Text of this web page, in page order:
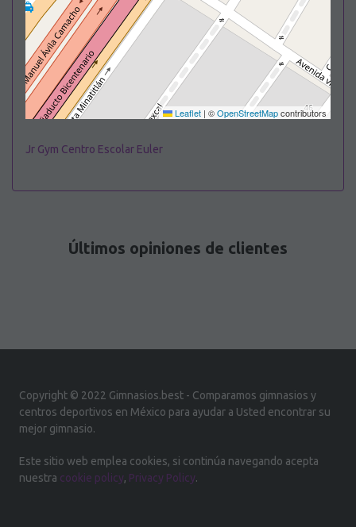
Leaflet | ©OpenStreetMapcontributors
Jr Gym Centro Escolar Euler
Últimos opiniones de clientes
Copyright © 2022 Gimnasios.best - Comparamos gimnasios y
centros deportivos en México para ayudar a Usted encontrar su
mejor gimnasio.
Este sitio web emplea cookies, si continúa navegando acepta
nuestra cookie policy, Privacy Policy.